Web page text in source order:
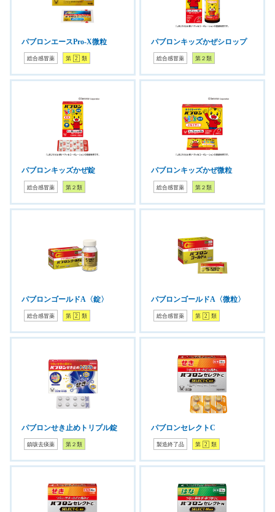
パブロンエースPro-X微粒
総合感冒薬 第 2 類
パブロンキッズかぜシロップ
総合感冒薬 第２類
パブロンキッズかぜ錠
総合感冒薬 第２類
パブロンキッズかぜ微粒
総合感冒薬 第２類
パブロンゴールドA〈錠〉
総合感冒薬 第 2 類
パブロンゴールドA〈微粒〉
総合感冒薬 第 2 類
パブロンせき止めトリプル錠
鎮咳去痰薬 第２類
パブロンセレクトC
製造終了品 第 2 類